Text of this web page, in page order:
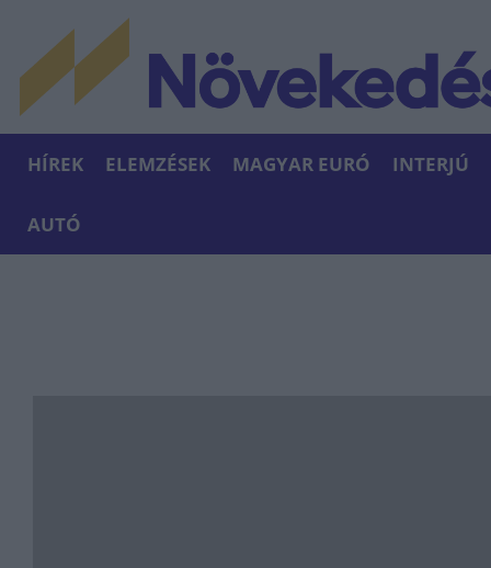
HÍREK ELEMZÉSEK MAGYAR EURÓ INTERJÚ
AUTÓ